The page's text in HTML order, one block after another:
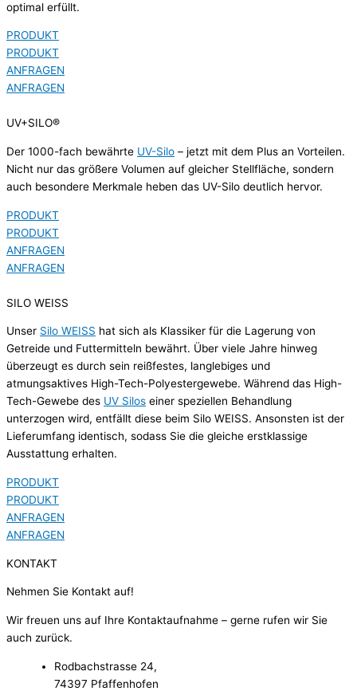
optimal erfüllt.
PRODUKT
PRODUKT
ANFRAGEN
ANFRAGEN
UV+SILO®
Der 1000-fach bewährte UV-Silo – jetzt mit dem Plus an Vorteilen.
Nicht nur das größere Volumen auf gleicher Stellfläche, sondern
auch besondere Merkmale heben das UV-Silo deutlich hervor.
PRODUKT
PRODUKT
ANFRAGEN
ANFRAGEN
SILO WEISS
Unser Silo WEISS hat sich als Klassiker für die Lagerung von
Getreide und Futtermitteln bewährt. Über viele Jahre hinweg
überzeugt es durch sein reißfestes, langlebiges und
atmungsaktives High-Tech-Polyestergewebe. Während das High-
Tech-Gewebe des UV Silos einer speziellen Behandlung
unterzogen wird, entfällt diese beim Silo WEISS. Ansonsten ist der
Lieferumfang identisch, sodass Sie die gleiche erstklassige
Ausstattung erhalten.
PRODUKT
PRODUKT
ANFRAGEN
ANFRAGEN
KONTAKT
Nehmen Sie Kontakt auf!​
Wir freuen uns auf Ihre Kontaktaufnahme – gerne rufen wir Sie
auch zurück.
Rodbachstrasse 24,
74397 Pfaffenhofen